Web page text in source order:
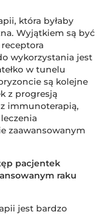
która byłaby
Wyjątkiem są być
wykorzystania jest
w tunelu
są kolejne
z progresją
immunoterapią,
zaawansowanym
pacjentek
raku
jest bardzo